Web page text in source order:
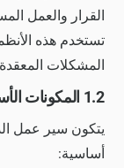
القرار والعمل
تستخدم هذه
المشكلات
1.2 المكونات الأساسية
يتكون سير عمل
أساسية: